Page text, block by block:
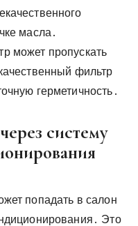
масла․
может пропускать
фильтр
герметичность․
систему
попадать в салон
Это